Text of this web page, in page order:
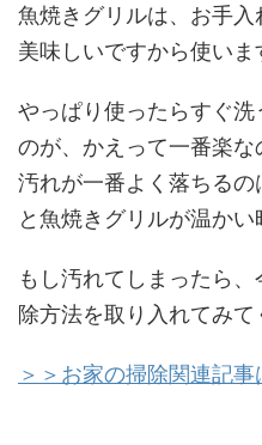
魚焼きグリルは、お手
美味しいですから使いま
やっぱり使ったらすぐ洗
のが、かえって一番楽な
汚れが一番よく落ちる
と魚焼きグリルが温かい
もし汚れてしまったら
除方法を取り入れてみて
＞＞お家の掃除関連記事